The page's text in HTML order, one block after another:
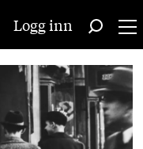
Logg inn